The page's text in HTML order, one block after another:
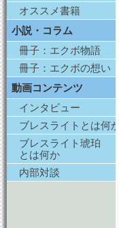
オススメ書籍
小説・コラム
冊子：エクボ物語
冊子：エクボの想い
動画コンテンツ
インタビュー
ブレスライトとは何か
ブレスライト琥珀
とは何か
内部対談